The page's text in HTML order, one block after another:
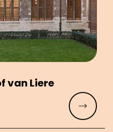
van Liere
Meer